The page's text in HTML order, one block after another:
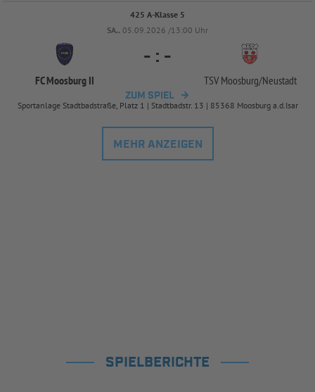
425 A-Klasse 5
SA.. 05.09.2026 /13:00 Uhr
FC Moosburg II
- : -
TSV Moosburg/Neustadt
ZUM SPIEL
Sportanlage Stadtbadstraße, Platz 1 | Stadtbadstr. 13 | 85368 Moosburg a.d.Isar
MEHR ANZEIGEN
SPIELBERICHTE